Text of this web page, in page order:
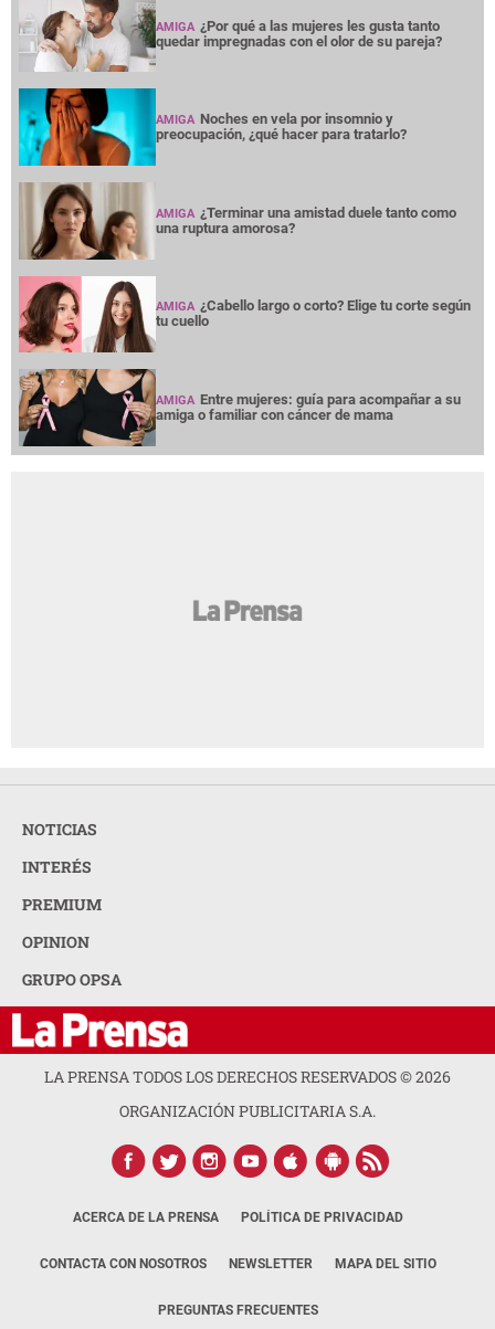
AMIGA ¿Por qué a las mujeres les gusta tanto
quedar impregnadas con el olor de su pareja?
AMIGA Noches en vela por insomnio y
preocupación, ¿qué hacer para tratarlo?
AMIGA ¿Terminar una amistad duele tanto como
una ruptura amorosa?
AMIGA ¿Cabello largo o corto? Elige tu corte según
tu cuello
AMIGA Entre mujeres: guía para acompañar a su
amiga o familiar con cáncer de mama
NOTICIAS
INTERÉS
PREMIUM
OPINION
GRUPO OPSA
LA PRENSA TODOS LOS DERECHOS RESERVADOS ©2026
ORGANIZACIÓN PUBLICITARIA S.A.
ACERCA DE LA PRENSA POLÍTICA DE PRIVACIDAD
CONTACTA CON NOSOTROS NEWSLETTER MAPA DEL SITIO
PREGUNTAS FRECUENTES